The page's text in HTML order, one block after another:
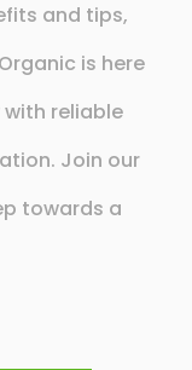
and tips,
is here
reliable
Join our
towards a